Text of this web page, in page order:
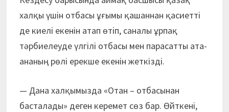
халқы үшін отбасы ұғымы қашаннан қасиетті
де киелі екенін атап өтіп, саналы ұрпақ
тәрбиелеуде үлгілі отбасы мен парасатты ата-
ананың рөлі ерекше екенін жеткізді.
— Дана халқымызда «Отан – отбасынан
басталады» деген керемет сөз бар. Өйткені,